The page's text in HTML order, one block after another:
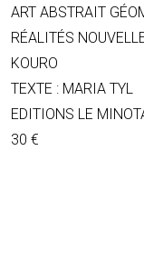
ART ABSTRAIT
RÉALITÉS
KOURO
TEXTE : MARIA TYL
EDITIONS LE
30 €